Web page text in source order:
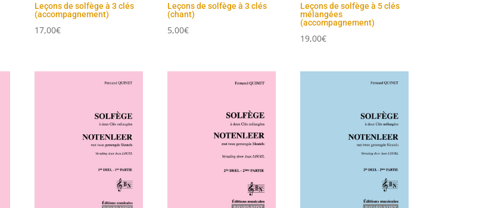
Leçons de solfège à 3 clés
(accompagnement)
17,00€
Leçons de solfège à 3 clés
(chant)
5,00€
Leçons de solfège à 5 clés
mélangées
(accompagnement)
19,00€